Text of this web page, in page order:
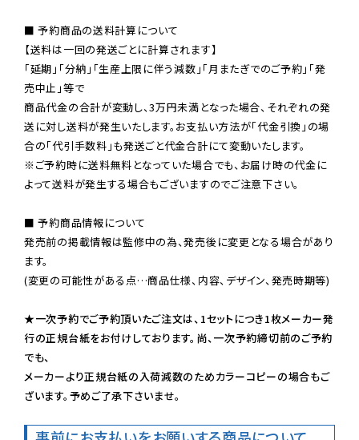
■ 予約商品の送料計算について
【送料は一回の発送ごとに計算されます】
「延期」「分納」「生産上限に伴う減数」「月またぎでのご予約」「発
売中止」等で
商品代金の合計が変動し、3万円未満となった場合、それぞれの発
送に対し送料が発生いたします。お支払い方法が「代金引換」の場
※ご予約時に送料無料となっていた場合でも、お届け時の代金に
よって送料が発生する場合もございますのでご注意下さい。
■ 予約商品情報について
発売前の掲載情報は監修中の為、発売後に変更となる場合があり
ます。
(変更の可能性がある点…商品仕様、内容、デザイン、発売時期等)
★一次予約でご予約頂いたご注文は、1セットにつき1枚メーカー発
行の正規台紙をお付けしております。尚、一次予約締切前のご予約
でも、
メーカーより正規台紙の入荷減数のためカラーコピーの場合もご
ざいます。予めご了承下さいませ。